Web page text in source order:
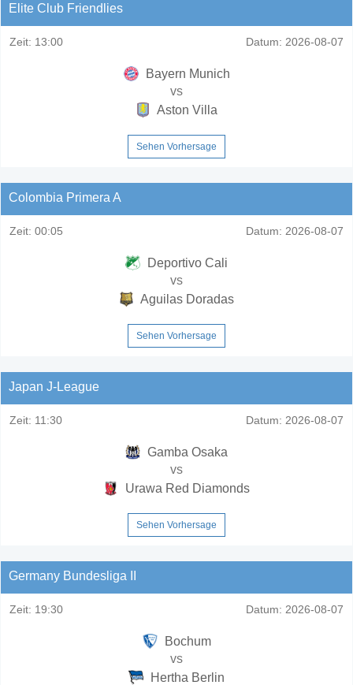
Elite Club Friendlies
Zeit: 13:00 Datum: 2026-08-07
Bayern Munich
vs
Aston Villa
Sehen Vorhersage
Colombia Primera A
Zeit: 00:05 Datum: 2026-08-07
Deportivo Cali
vs
Aguilas Doradas
Sehen Vorhersage
Japan J-League
Zeit: 11:30 Datum: 2026-08-07
Gamba Osaka
vs
Urawa Red Diamonds
Sehen Vorhersage
Germany Bundesliga II
Zeit: 19:30 Datum: 2026-08-07
Bochum
vs
Hertha Berlin